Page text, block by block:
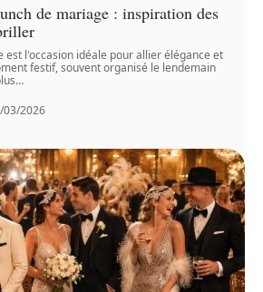
de mariage : inspiration des
est l'occasion idéale pour allier élégance et
festif, souvent organisé le lendemain
…
03/2026